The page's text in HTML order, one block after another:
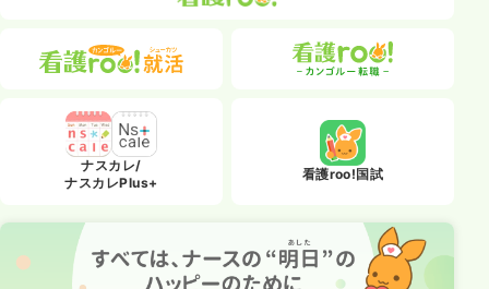
ナスカレ/
ナスカレPlus+
看護roo!国試